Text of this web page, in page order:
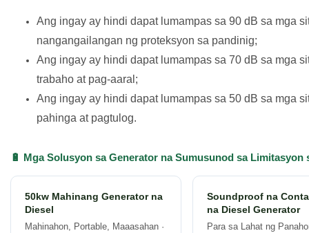
Ang ingay ay hindi dapat lumampas sa 90 dB sa mga
nangangailangan ng proteksyon sa pandinig;
Ang ingay ay hindi dapat lumampas sa 70 dB sa mga
trabaho at pag-aaral;
Ang ingay ay hindi dapat lumampas sa 50 dB sa mga
pahinga at pagtulog.
🔋 Mga Solusyon sa Generator na Sumusunod sa Limitasyon
50kw Mahinang Generator na
Diesel
Mahinahon, Portable, Maaasahan ·
Soundproof na
na Diesel Generator
Para sa Lahat ng